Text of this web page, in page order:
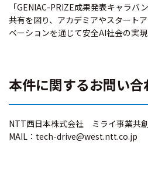
「GENIAC-PRIZE成果発表キャラバ
共有を図り、アカデミアやスタート
ベーションを通じて安全AI社会の実現
本件に関するお問い合
NTT西日本株式会社 ミライ事業共
MAIL：tech-drive@west.ntt.co.jp